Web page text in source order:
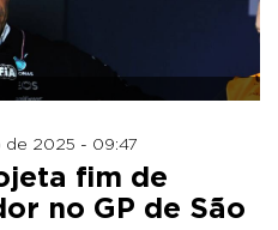
2025 - 09:47
fim de
no GP de São